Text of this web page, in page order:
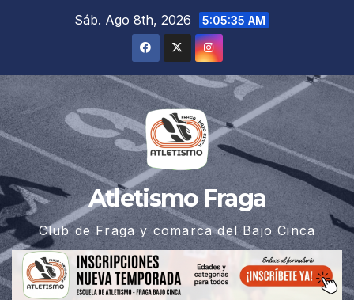
Sáb. Ago 8th, 2026 5:05:36 AM
Atletismo Fraga
Club de Fraga y comarca del Bajo Cinca